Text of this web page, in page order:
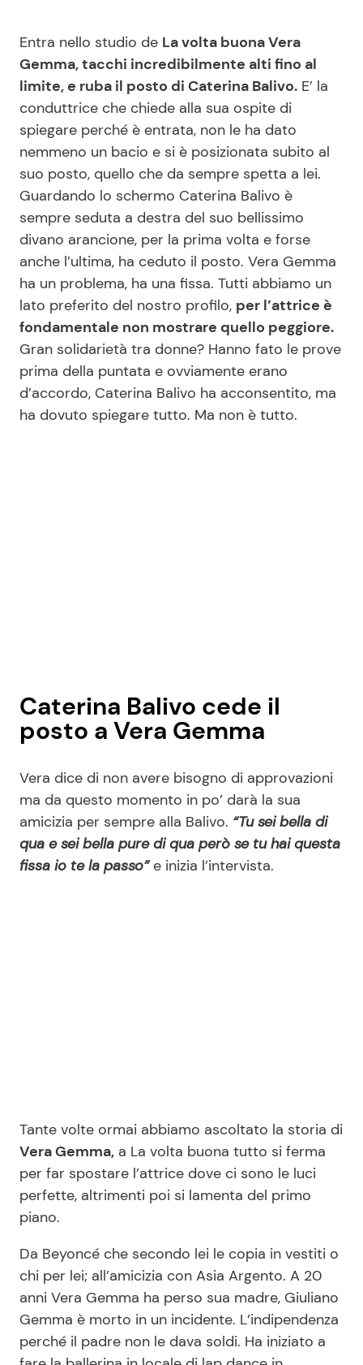
Mondo Mamma
News benessere
Salute
Viaggi e Turismo
Festività
Le Ricette in TV
Primi Piatti
Ricette Facili e Veloci
Ricette Feste
Ricette per Bambini
Seguici
Info
Entra nello studio de La volta buona Vera
Gemma, tacchi incredibilmente alti fino al
limite, e ruba il posto di Caterina Balivo. E’ la
conduttrice che chiede alla sua ospite di
spiegare perché è entrata, non le ha dato
nemmeno un bacio e si è posizionata subito al
suo posto, quello che da sempre spetta a lei.
Guardando lo schermo Caterina Balivo è
sempre seduta a destra del suo bellissimo
divano arancione, per la prima volta e forse
anche l’ultima, ha ceduto il posto. Vera Gemma
ha un problema, ha una fissa. Tutti abbiamo un
lato preferito del nostro profilo, per l’attrice è
fondamentale non mostrare quello peggiore.
Gran solidarietà tra donne? Hanno fato le prove
prima della puntata e ovviamente erano
d’accordo, Caterina Balivo ha acconsentito, ma
ha dovuto spiegare tutto. Ma non è tutto.
Caterina Balivo cede il
posto a Vera Gemma
Vera dice di non avere bisogno di approvazioni
ma da questo momento in po’ darà la sua
amicizia per sempre alla Balivo. “Tu sei bella di
qua e sei bella pure di qua però se tu hai questa
fissa io te la passo”e inizia l’intervista.
Tante volte ormai abbiamo ascoltato la storia di
Vera Gemma, a La volta buona tutto si ferma
per far spostare l’attrice dove ci sono le luci
perfette, altrimenti poi si lamenta del primo
piano.
Da Beyoncé che secondo lei le copia in vestiti o
chi per lei; all’amicizia con Asia Argento. A 20
anni Vera Gemma ha perso sua madre, Giuliano
Gemma è morto in un incidente. L’indipendenza
perché il padre non le dava soldi. Ha iniziato a